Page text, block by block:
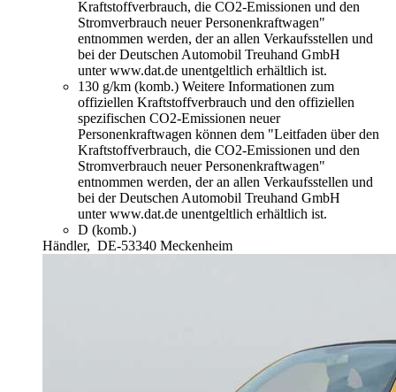
Kraftstoffverbrauch, die CO2-Emissionen und den
Stromverbrauch neuer Personenkraftwagen"
entnommen werden, der an allen Verkaufsstellen und
bei der Deutschen Automobil Treuhand GmbH
unter www.dat.de unentgeltlich erhältlich ist.
130 g/km (komb.) Weitere Informationen zum
offiziellen Kraftstoffverbrauch und den offiziellen
spezifischen CO2-Emissionen neuer
Personenkraftwagen können dem "Leitfaden über den
Kraftstoffverbrauch, die CO2-Emissionen und den
Stromverbrauch neuer Personenkraftwagen"
entnommen werden, der an allen Verkaufsstellen und
bei der Deutschen Automobil Treuhand GmbH
unter www.dat.de unentgeltlich erhältlich ist.
D (komb.)
Händler, DE-53340 Meckenheim